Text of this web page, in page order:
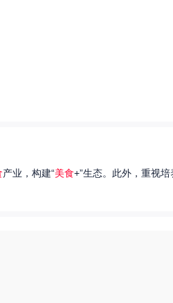
产业，构建“美食+”生态。此外，重视培